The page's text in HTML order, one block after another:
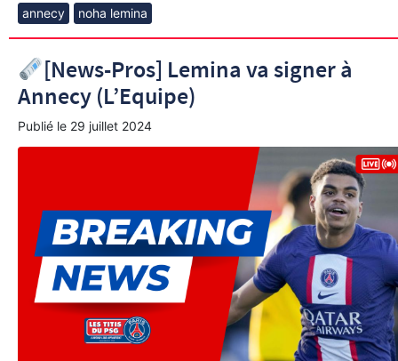
annecy noha lemina
[News-Pros] Lemina va signer à
Annecy (L’Equipe)
Publié le 29 juillet 2024